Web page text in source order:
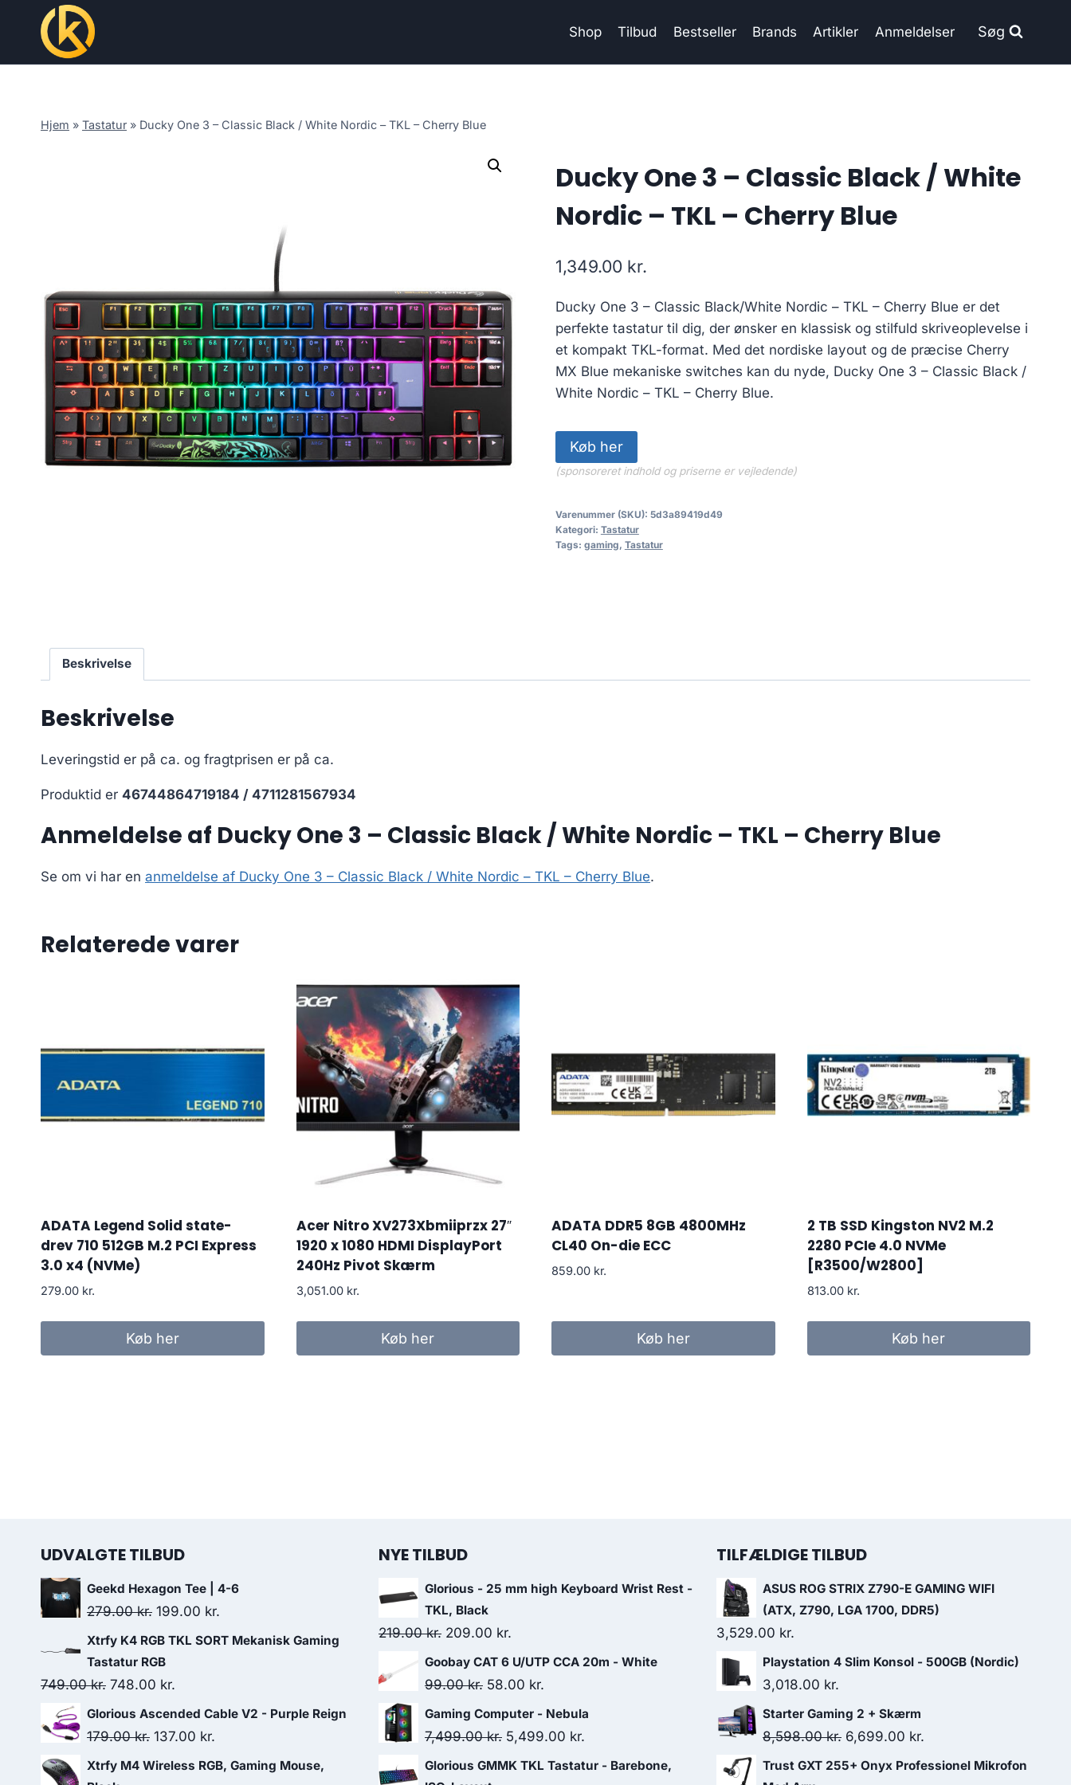
content
Shop Tilbud Bestseller Brands Artikler Anmeldelser Søg
Hjem » Tastatur » Ducky One 3 – Classic Black / White Nordic – TKL – Cherry Blue
Ducky One 3 – Classic Black / White
Nordic – TKL – Cherry Blue
1,349.00 kr.
Ducky One 3 – Classic Black/White Nordic – TKL – Cherry Blue er det
perfekte tastatur til dig, der ønsker en klassisk og stilfuld skriveoplevelse i
et kompakt TKL-format. Med det nordiske layout og de præcise Cherry
MX Blue mekaniske switches kan du nyde, Ducky One 3 – Classic Black /
White Nordic – TKL – Cherry Blue.
Køb her
(sponsoreret indhold og priserne er vejledende)
Varenummer (SKU): 5d3a89419d49
Kategori: Tastatur
Tags: gaming, Tastatur
Beskrivelse
Beskrivelse
Leveringstid er på ca. og fragtprisen er på ca.
Produktid er 46744864719184 / 4711281567934
Anmeldelse af Ducky One 3 – Classic Black / White Nordic – TKL – Cherry Blue
Se om vi har en anmeldelse af Ducky One 3 – Classic Black / White Nordic – TKL – Cherry Blue.
Relaterede varer
ADATA Legend Solid state-
drev 710 512GB M.2 PCI Express
3.0 x4 (NVMe)
279.00 kr.
Køb her
Acer Nitro XV273Xbmiiprzx 27″
1920 x 1080 HDMI DisplayPort
240Hz Pivot Skærm
3,051.00 kr.
Køb her
ADATA DDR5 8GB 4800MHz
CL40 On-die ECC
859.00 kr.
Køb her
2 TB SSD Kingston NV2 M.2
2280 PCIe 4.0 NVMe
[R3500/W2800]
813.00 kr.
Køb her
UDVALGTE TILBUD
Geekd Hexagon Tee | 4-6
279.00kr. Original
price
was:
279.00 kr..
199.00 kr.
price
Xtrfy K4 RGB TKL SORT Mekanisk Gaming
Tastatur RGB
749.00kr. Original
price
was:
748.00 kr.
price
is:
Glorious Ascended Cable V2 - Purple Reign
179.00kr. Original
price
137.00 kr.
price
Xtrfy M4 Wireless RGB, Gaming Mouse,
NYE TILBUD
Glorious - 25 mm high Keyboard Wrist Rest -
TKL, Black
219.00kr. Original
price
was:
209.00 kr.
price
is:
Goobay CAT 6 U/UTP CCA 20m - White
99.00kr. Original
price
was:
58.00 kr.
price
is:
Gaming Computer - Nebula
7,499.00kr. Original
price
5,499.00 kr.
price
Glorious GMMK TKL Tastatur - Barebone,
TILFÆLDIGE TILBUD
ASUS ROG STRIX Z790-E GAMING WIFI
(ATX, Z790, LGA 1700, DDR5)
3,529.00 kr.
Playstation 4 Slim Konsol - 500GB (Nordic)
3,018.00 kr.
Starter Gaming 2 + Skærm
8,598.00kr. Original
price
6,699.00 kr.
price
Trust GXT 255+ Onyx Professionel Mikrofon